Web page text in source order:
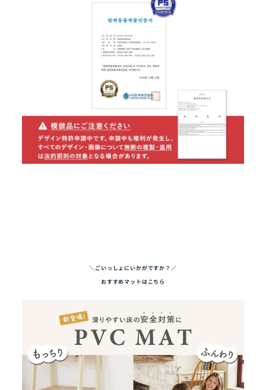
＼ごいっしょにいかがですか？／
おすすめマットはこちら